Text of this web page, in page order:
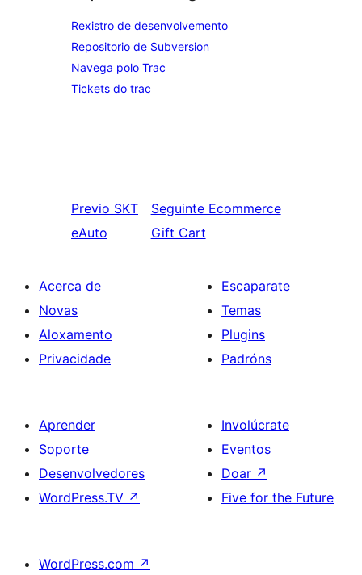
Rexistro de desenvolvemento
Repositorio de Subversion
Navega polo Trac
Tickets do trac
Previo SKT
eAuto
Seguinte Ecommerce
Gift Cart
Acerca de
Novas
Aloxamento
Privacidade
Escaparate
Temas
Plugins
Padróns
Aprender
Soporte
Desenvolvedores
WordPress.TV ↗
Involúcrate
Eventos
Doar ↗
Five for the Future
WordPress.com ↗